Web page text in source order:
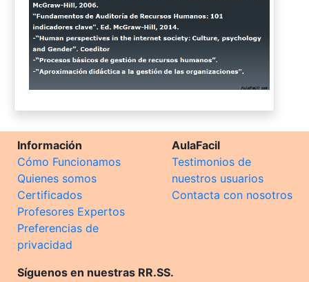
Información
Cómo Funcionamos
Quienes somos
Certificados
Profesores Expertos
Preferencias de
privacidad
AulaFacil
Testimonios de
nuestros usuarios
Contacta con nosotros
Síguenos en nuestras RR.SS.